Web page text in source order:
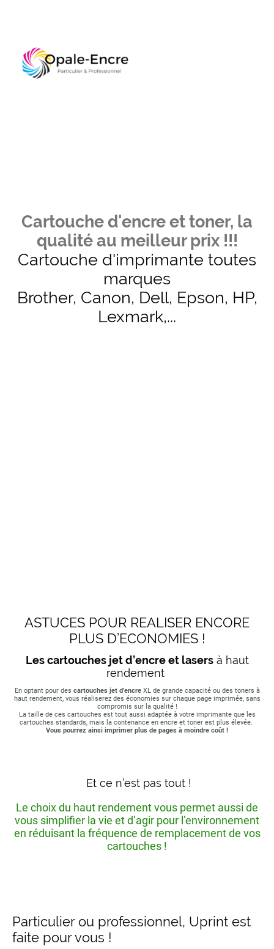
Cartouche d'encre et toner, la
qualité au meilleur prix !!!
Cartouche d'imprimante toutes
marques
Brother, Canon, Dell, Epson, HP,
Lexmark,...
ASTUCES POUR REALISER ENCORE
PLUS D’ECONOMIES !
Les cartouches jet d’encre et lasersà haut
rendement
En optant pour des cartouches jet d'encreXL de grande capacité ou des toners à
haut rendement, vous réaliserez des économies sur chaque page imprimée, sans
compromis sur la qualité !
La taille de ces cartouches est tout aussi adaptée à votre imprimante que les
cartouches standards, mais la contenance en encre et toner est plus élevée.
Vous pourrez ainsi imprimer plus de pages à moindre coût !
Et ce n’est pas tout !
Le choix du haut rendement vous permet aussi de
vous simplifier la vie et d’agir pour l’environnement
en réduisant la fréquence de remplacement de vos
cartouches !
Particulier ou professionnel, Uprint est
faite pour vous !